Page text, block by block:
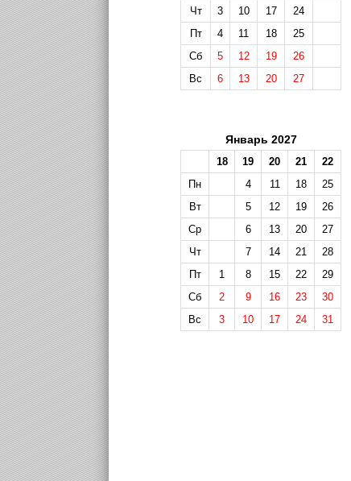
Чт
3 10 17
24
Пт
4 11 18
25
Сб
5 12 19
26
Вс
6 13 20 27
Январь 2027
18 19 20 21
22
Пн
4 11 18
25
Вт
5 12 19
26
Ср
6 13 20
27
Чт
7 14 21
28
Пт
1 8 15 22
29
Сб
2 9 16 23
30
Вс
3 10 17 24 31